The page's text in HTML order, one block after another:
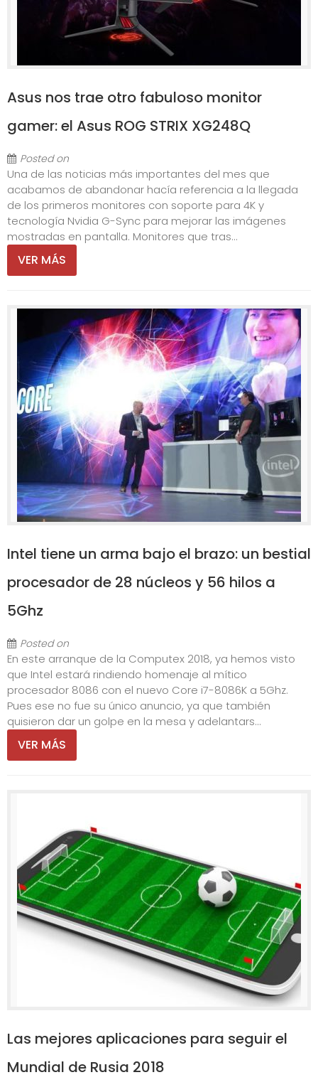
Asus nos trae otro fabuloso monitor
gamer: el Asus ROG STRIX XG248Q
Posted on
Una de las noticias más importantes del mes que
acabamos de abandonar hacía referencia a la llegada
de los primeros monitores con soporte para 4K y
tecnología Nvidia G-Sync para mejorar las imágenes
mostradas en pantalla. Monitores que tras...
VER MÁS
Intel tiene un arma bajo el brazo: un bestial
procesador de 28 núcleos y 56 hilos a
5Ghz
Posted on
En este arranque de la Computex 2018, ya hemos visto
que Intel estará rindiendo homenaje al mítico
procesador 8086 con el nuevo Core i7-8086K a 5Ghz.
Pues ese no fue su único anuncio, ya que también
quisieron dar un golpe en la mesa y adelantars...
VER MÁS
Las mejores aplicaciones para seguir el
Mundial de Rusia 2018